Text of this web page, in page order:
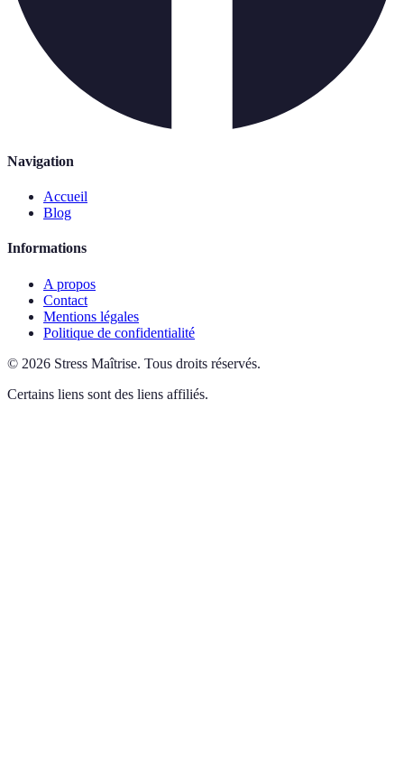
Navigation
Accueil
Blog
Informations
A propos
Contact
Mentions légales
Politique de confidentialité
© 2026 Stress Maîtrise. Tous droits réservés.
Certains liens sont des liens affiliés.